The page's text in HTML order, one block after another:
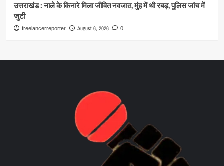
उत्तराखंड : नाले के किनारे मिला जीवित नवजात, मुंह में थी रबड़, पुलिस जांच में
जुटी
freelancerreporter August 6, 2026 0